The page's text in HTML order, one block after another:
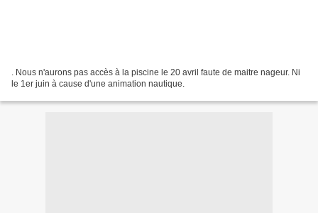
. Nous n'aurons pas accès à la piscine le 20 avril faute de maitre nageur. Ni
le 1er juin à cause d'une animation nautique.